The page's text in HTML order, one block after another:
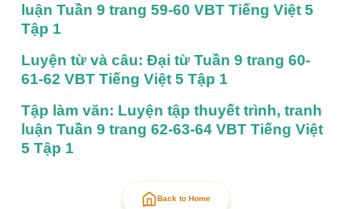
luận Tuần 9 trang 59-60 VBT Tiếng Việt 5
Tập 1
Luyện từ và câu: Đại từ Tuần 9 trang 60-
61-62 VBT Tiếng Việt 5 Tập 1
Tập làm văn: Luyện tập thuyết trình, tranh
luận Tuần 9 trang 62-63-64 VBT Tiếng Việt
5 Tập 1
Back to Home